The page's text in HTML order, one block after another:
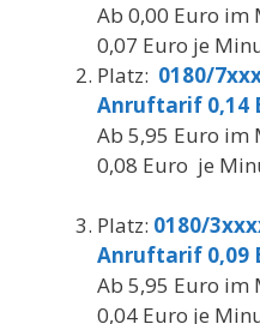
Ab 0,00 Euro im
0,07 Euro je
Platz: 0180/
Anruftarif 0,14
Ab 5,95 Euro im
0,08 Euro je
Platz: 0180/
Anruftarif 0,09
Ab 5,95 Euro im
0,04 Euro je